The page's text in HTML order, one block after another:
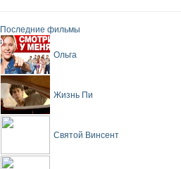
Последние фильмы
Ольга
Жизнь Пи
Святой Винсент